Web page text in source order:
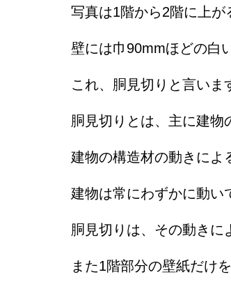
写真は1階から2階に上が
壁には巾90mmほどの白
これ、胴見切りと言いま
胴見切りとは、主に建物
建物の構造材の動きによ
建物は常にわずかに動い
胴見切りは、その動きに
また1階部分の壁紙だけ